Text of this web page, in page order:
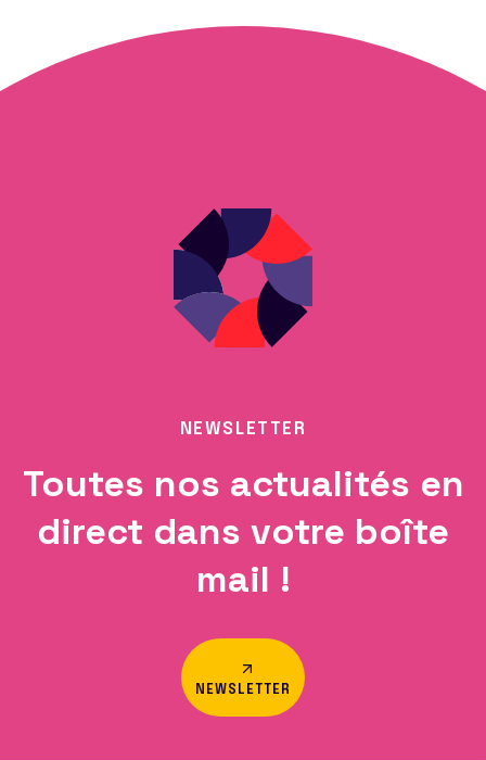
NEWSLETTER
Toutes nos actualités en
direct dans votre boîte
mail !
NEWSLETTER